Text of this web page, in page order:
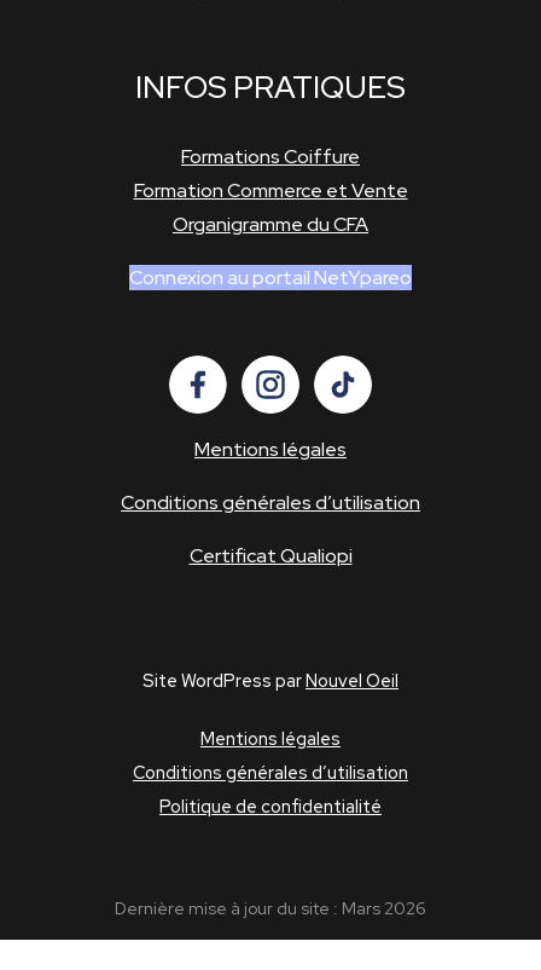
INFOS PRATIQUES
Formations Coiffure
Formation Commerce et Vente
Organigramme du CFA
Connexion au portail NetYpareo
Mentions légales
Conditions générales d’utilisation
Certificat Qualiopi
Site WordPress parNouvel Oeil
Mentions légales
Conditions générales d’utilisation
Politique de confidentialité